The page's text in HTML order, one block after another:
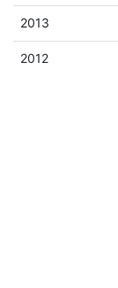
2013
2012